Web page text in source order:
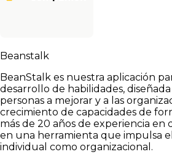
Beanstalk
BeanStalk es nuestra aplicación
desarrollo de habilidades,
personas a mejorar y a las
crecimiento de capacidades de
más de 20 años de experiencia en
en una herramienta que impulsa
individual como organizacional.